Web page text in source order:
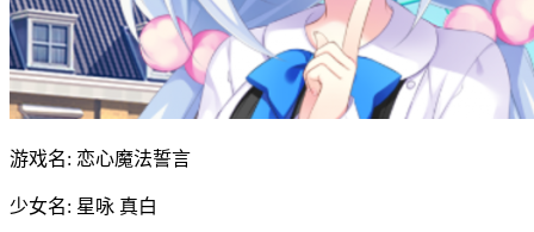
游戏名: 恋心魔法誓言
少女名: 星咏 真白